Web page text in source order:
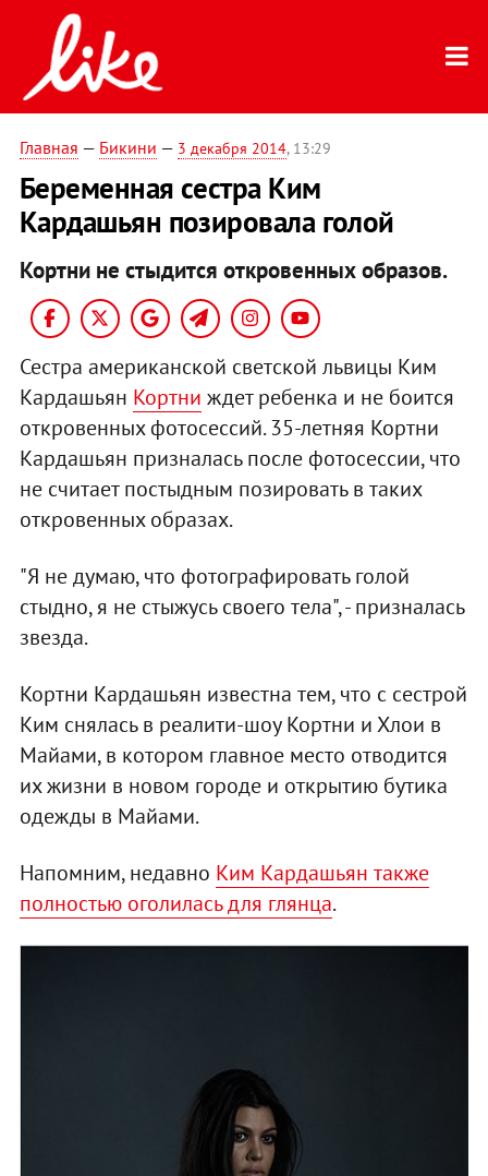
Главная — Бикини — 3 декабря 2014, 13:29
Беременная сестра Ким
Кардашьян позировала голой
Кортни не стыдится откровенных образов.
Сестра американской светской львицы Ким
Кардашьян Кортни ждет ребенка и не боится
откровенных фотосессий. 35-летняя Кортни
Кардашьян призналась после фотосессии, что
не считает постыдным позировать в таких
откровенных образах.
"Я не думаю, что фотографировать голой
стыдно, я не стыжусь своего тела", - призналась
звезда.
Кортни Кардашьян известна тем, что с сестрой
Ким снялась в реалити-шоу Кортни и Хлои в
Майами, в котором главное место отводится
их жизни в новом городе и открытию бутика
одежды в Майами.
Напомним, недавно Ким Кардашьян также
полностью оголилась для глянца.